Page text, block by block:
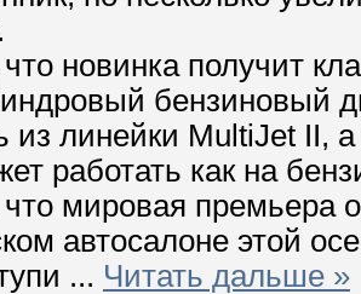
новинка получит
бензиновый
из линейки MultiJet II,
работать как на
мировая премьера
автосалоне этой
... Читать дальше »